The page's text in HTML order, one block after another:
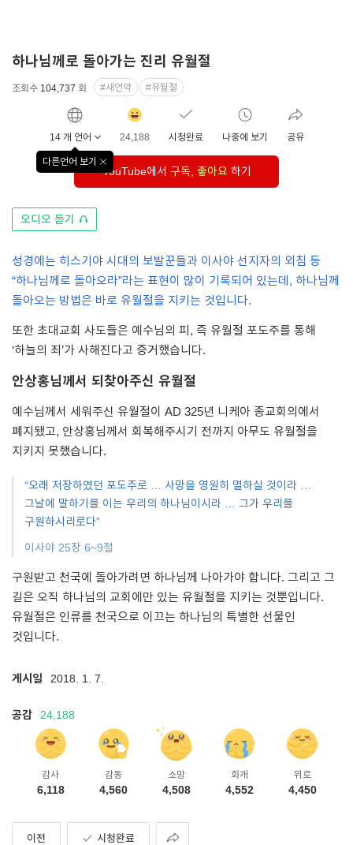
하나님께로 돌아가는 진리 유월절
조회수 104,737 회 #새언약 #유월절
14 개 언어
다른언어 보기
창
감동
24,188
시청완료 나중에 보기 공유
YouTube에서 구독, 좋아요하기
오디오
듣기
오디오 듣기
성경에는 히스기야 시대의 보발꾼들과 이사야 선지자의 외침 등
“하나님께로 돌아오라”라는 표현이 많이 기록되어 있는데, 하나님께
돌아오는 방법은 바로 유월절을 지키는 것입니다.
또한 초대교회 사도들은 예수님의 피, 즉 유월절 포도주를 통해
‘하늘의 죄’가 사해진다고 증거했습니다.
안상홍님께서 되찾아주신 유월절
예수님께서 세워주신 유월절이 AD 325년 니케아 종교회의에서
폐지됐고, 안상홍님께서 회복해주시기 전까지 아무도 유월절을
지키지 못했습니다.
“오래 저장하였던 포도주로 … 사망을 영원히 멸하실 것이라 …
그날에 말하기를 이는 우리의 하나님이시라 … 그가 우리를
구원하시리로다”
이사야 25장 6~9절
구원받고 천국에 돌아가려면 하나님께 나아가야 합니다. 그리고 그
길은 오직 하나님의 교회에만 있는 유월절을 지키는 것뿐입니다.
유월절은 인류를 천국으로 이끄는 하나님의 특별한 선물인
것입니다.
게시일 2018. 1. 7.
공감 24,188
감사
6,118
감동
4,560
소망
4,508
회개
4,552
위로
4,450
이전 시청완료 공유